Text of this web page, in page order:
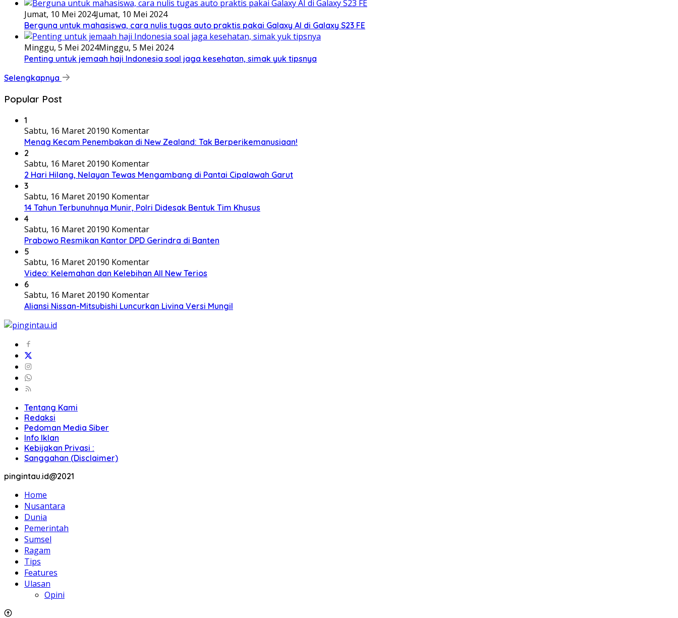
Jumat, 10 Mei 2024Jumat, 10 Mei 2024
Berguna untuk mahasiswa, cara nulis tugas auto praktis pakai Galaxy AI di Galaxy S23 FE
Minggu, 5 Mei 2024Minggu, 5 Mei 2024
Penting untuk jemaah haji Indonesia soal jaga kesehatan, simak yuk tipsnya
Selengkapnya
Popular Post
1
Sabtu, 16 Maret 20190 Komentar
Menag Kecam Penembakan di New Zealand: Tak Berperikemanusiaan!
2
Sabtu, 16 Maret 20190 Komentar
2 Hari Hilang, Nelayan Tewas Mengambang di Pantai Cipalawah Garut
3
Sabtu, 16 Maret 20190 Komentar
14 Tahun Terbunuhnya Munir, Polri Didesak Bentuk Tim Khusus
4
Sabtu, 16 Maret 20190 Komentar
Prabowo Resmikan Kantor DPD Gerindra di Banten
5
Sabtu, 16 Maret 20190 Komentar
Video: Kelemahan dan Kelebihan All New Terios
6
Sabtu, 16 Maret 20190 Komentar
Aliansi Nissan-Mitsubishi Luncurkan Livina Versi Mungil
Tentang Kami
Redaksi
Pedoman Media Siber
Info Iklan
Kebijakan Privasi :
Sanggahan (Disclaimer)
pingintau.id@2021
Home
Nusantara
Dunia
Pemerintah
Sumsel
Ragam
Tips
Features
Ulasan
Opini